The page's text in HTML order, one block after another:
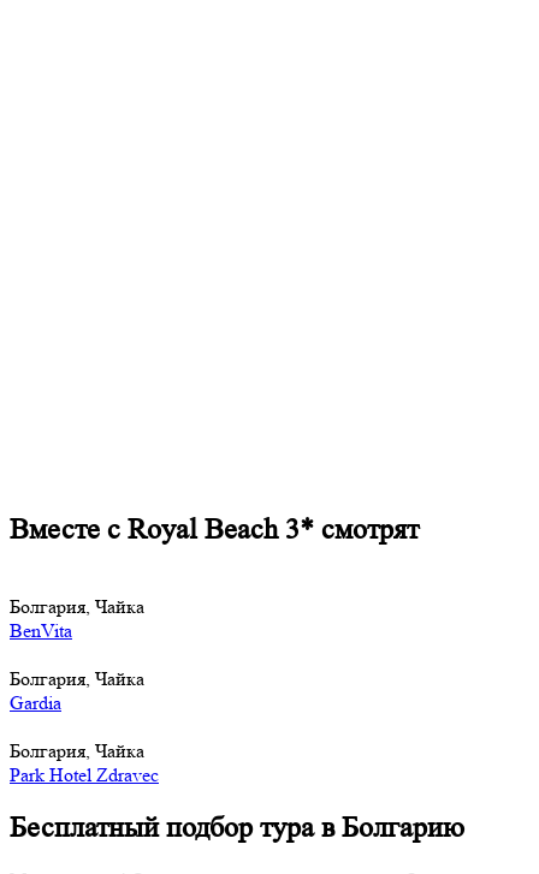
Вместе с Royal Beach 3* смотрят
Болгария, Чайка
BenVita
Болгария, Чайка
Gardia
Болгария, Чайка
Park Hotel Zdravec
Бесплатный подбор тура в Болгарию